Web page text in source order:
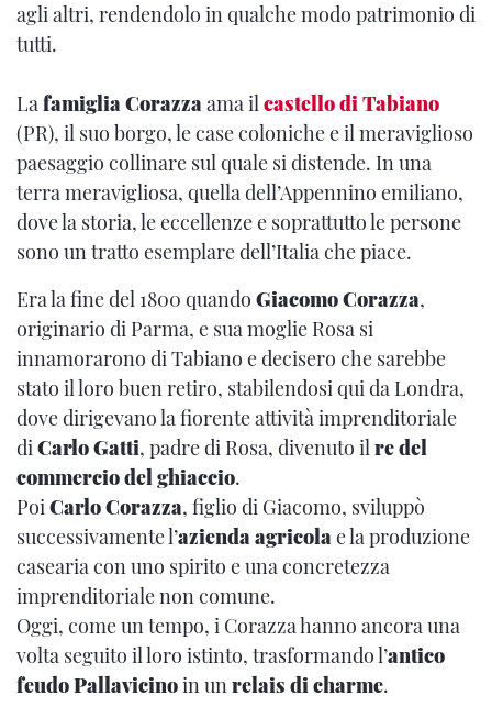
agli altri, rendendolo in qualche modo patrimonio di
tutti.
Lafamiglia Corazzaama ilcastello di Tabiano
(PR), il suo borgo, le case coloniche e il meraviglioso
paesaggio collinare sul quale si distende. In una
terra meravigliosa, quella dell’Appennino emiliano,
dove la storia, le eccellenze e soprattutto le persone
sono un tratto esemplare dell’Italia che piace.
Era la fine del 1800 quando Giacomo Corazza,
originario di Parma, e sua moglie Rosa si
innamorarono di Tabiano e decisero che sarebbe
stato il loro buen retiro, stabilendosi qui da Londra,
dove dirigevano la fiorente attività imprenditoriale
diCarlo Gatti, padre di Rosa, divenuto ilre del
commercio del ghiaccio.
PoiCarlo Corazza, figlio di Giacomo, sviluppò
successivamente l’azienda agricolae la produzione
casearia con uno spirito e una concretezza
imprenditoriale non comune.
Oggi, come un tempo, i Corazza hanno ancora una
volta seguito il loro istinto, trasformando l’antico
feudo Pallavicinoin unrelais di charme.